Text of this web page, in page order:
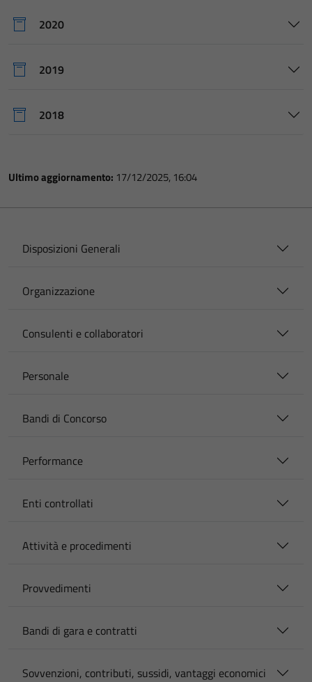
2020
2019
2018
Ultimo aggiornamento: 17/12/2025, 16:04
Disposizioni Generali
Organizzazione
Consulenti e collaboratori
Personale
Bandi di Concorso
Performance
Enti controllati
Attività e procedimenti
Provvedimenti
Bandi di gara e contratti
Sovvenzioni, contributi, sussidi, vantaggi economici